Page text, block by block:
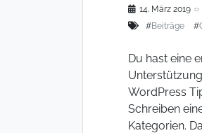
14. März 2019 ◌
#Beiträge #
Du hast eine
WordPress
Schreiben
Kategorien.